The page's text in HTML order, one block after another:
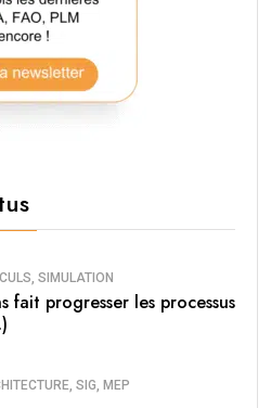
SIMULATION
fait progresser les processus
SIG, MEP